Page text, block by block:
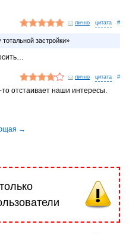
лично #
застройки»
лично #
отстаивает наши интересы.